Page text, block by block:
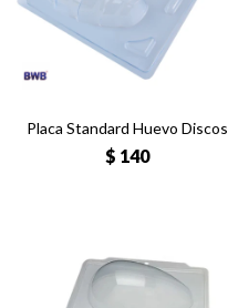
Placa Standard Huevo Discos
$ 140